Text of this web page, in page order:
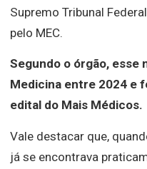
Supremo Tribunal
pelo MEC.
Segundo o órgão, esse
Medicina entre 2024 e
edital do Mais Médicos.
Vale destacar que,
já se encontrava